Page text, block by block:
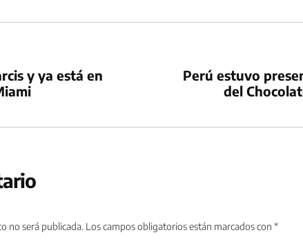
y ya está en
Perú estuvo
del
no será publicada. Los campos obligatorios están marcados con *